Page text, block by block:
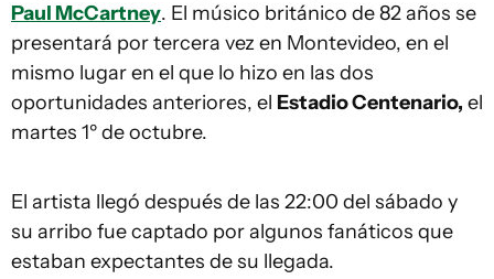
Paul McCartney. El músico británico de 82 años se
presentará por tercera vez en Montevideo, en el
mismo lugar en el que lo hizo en las dos
oportunidades anteriores, el Estadio Centenario, el
martes 1º de octubre.
El artista llegó después de las 22:00 del sábado y
su arribo fue captado por algunos fanáticos que
estaban expectantes de su llegada.